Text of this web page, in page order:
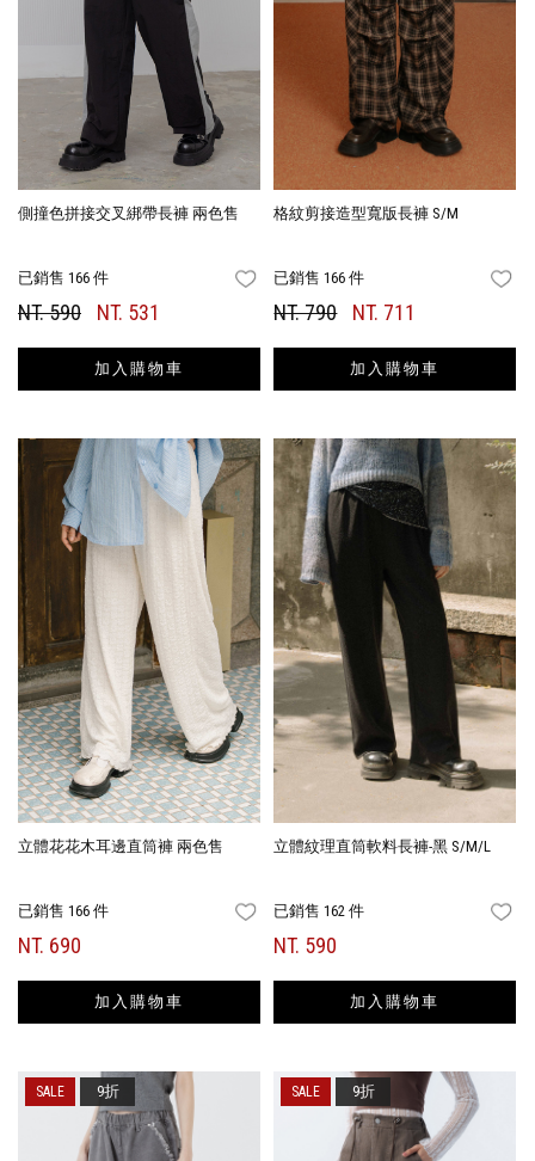
側撞色拼接交叉綁帶長褲 兩色售
已銷售 166 件 FAVORITES
NT. 590 NT. 531
加入購物車
格紋剪接造型寬版長褲 S/M
已銷售 166 件
NT. 790 NT. 711
加入購物車
立體花花木耳邊直筒褲 兩色售
已銷售 166 件 FAVORITES
NT. 690
加入購物車
立體紋理直筒軟料長褲-黑 S/M/L
已銷售 162 件
NT. 590
加入購物車
9折 9折